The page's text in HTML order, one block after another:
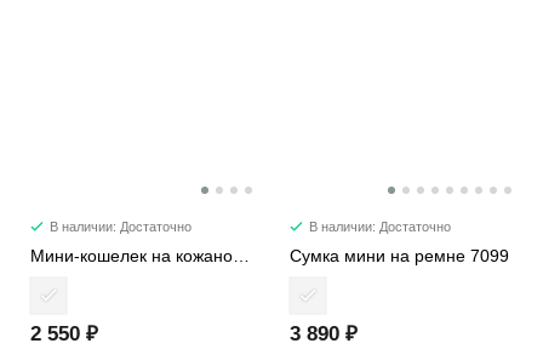
В наличии: Достаточно
Мини-кошелек на кожаном жгуте 8161
2 550 ₽
В наличии: Достаточно
Сумка мини на ремне 7099
3 890 ₽